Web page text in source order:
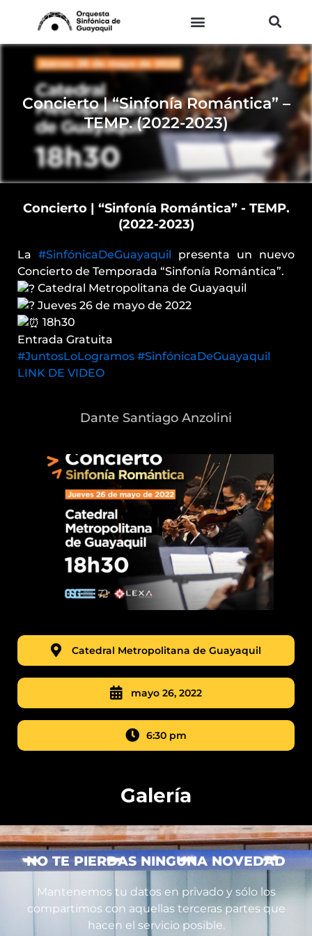
contenido
Concierto | “Sinfonía Romántica” –
TEMP. (2022-2023)
Concierto | “Sinfonía Romántica” - TEMP.
(2022-2023)
La #SinfónicaDeGuayaquil presenta un nuevo
Concierto de Temporada “Sinfonía Romántica”.
Catedral Metropolitana de Guayaquil
Jueves 26 de mayo de 2022
18h30
Entrada Gratuita
#JuntosLoLogramos #SinfónicaDeGuayaquil
LINK DE VIDEO
Dante Santiago Anzolini
Catedral Metropolitana de Guayaquil
mayo 26, 2022
6:30 pm
Galería
NO TE PIERDAS NINGUNA NOVEDAD
Mantenemos tu datos en privado y sólo los
compartimos con aquellas terceras partes que
hacen el servicio posible.